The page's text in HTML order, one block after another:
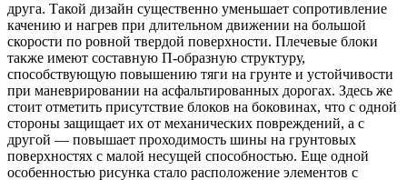
друга. Такой дизайн существенно уменьшает сопротивление
качению и нагрев при длительном движении на большой
скорости по ровной твердой поверхности. Плечевые блоки
также имеют составную П-образную структуру,
способствующую повышению тяги на грунте и устойчивости
при маневрировании на асфальтированных дорогах. Здесь же
стоит отметить присутствие блоков на боковинах, что с одной
стороны защищает их от механических повреждений, а с
другой — повышает проходимость шины на грунтовых
поверхностях с малой несущей способностью. Еще одной
особенностью рисунка стало расположение элементов с